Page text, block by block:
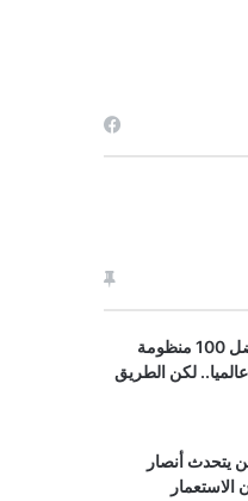
المغرب ضمن أفضل 100 منظومة
لكن الطريق
يتحدث أنصار
الاستعمار